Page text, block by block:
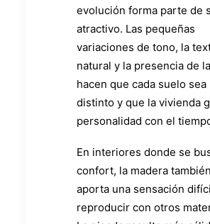
evolución forma parte de
atractivo. Las pequeñas
variaciones de tono, la
natural y la presencia de
hacen que cada suelo sea
distinto y que la vivienda
personalidad con el
En interiores donde se
confort, la madera también
aporta una sensación
reproducir con otros